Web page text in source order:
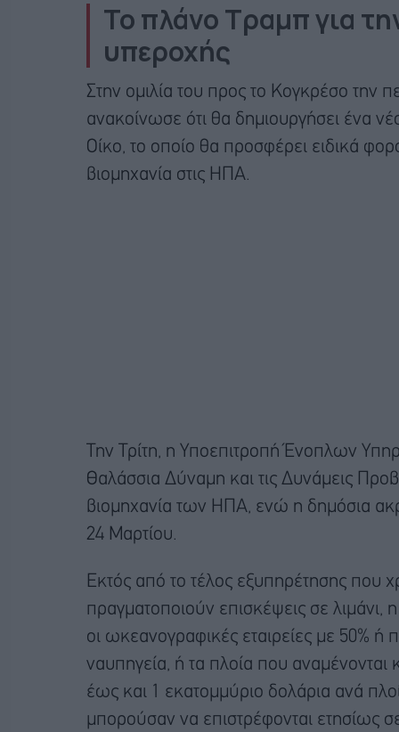
Το πλάνο Τραμπ για
υπεροχής
Στην ομιλία του προς το Κογκρέσο την
ανακοίνωσε ότι θα δημιουργήσει ένα
Οίκο, το οποίο θα προσφέρει ειδικά
βιομηχανία στις ΗΠΑ.
Την Τρίτη, η Υποεπιτροπή Ένοπλων
Θαλάσσια Δύναμη και τις Δυνάμεις
βιομηχανία των ΗΠΑ, ενώ η δημόσια
24 Μαρτίου.
Εκτός από το τέλος εξυπηρέτησης που
πραγματοποιούν επισκέψεις σε λιμάνι,
οι ωκεανογραφικές εταιρείες με 50% ή
ναυπηγεία, ή τα πλοία που
έως και 1 εκατομμύριο δολάρια ανά
μπορούσαν να επιστρέφονται ετησίως